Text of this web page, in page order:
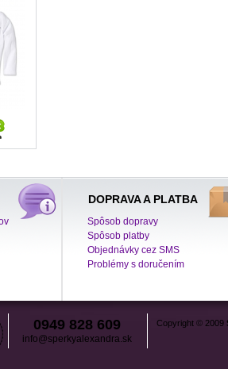
DOPRAVA A PLATBA
Spôsob dopravy
Spôsob platby
Objednávky cez SMS
Problémy s doručením
0949 828 609
info@sperkyalexandra.sk
Copyright © 2009